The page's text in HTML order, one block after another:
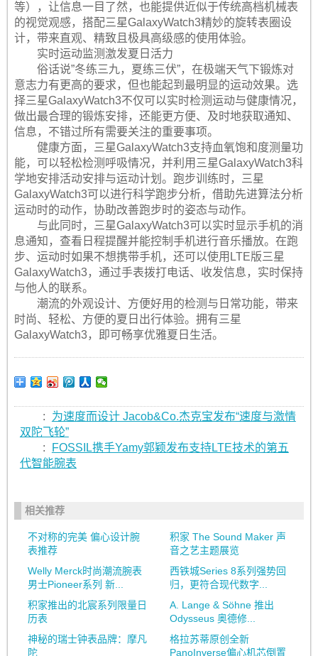
等），让信息一目了然，也能提供近似于传统高档机械表
的视觉观感，搭配三星GalaxyWatch3精妙的旋转表圈设
计，带来直观、精致且极具高级感的使用体验。
实时运动监测激发夏日活力
俗话说”冬练三九，夏练三伏”，在极端天气下锻炼对
意志力有更高的要求，但也能起到最明显的运动效果。选
择三星GalaxyWatch3不仅可以实时检测运动与健康情况，
做出最合理的锻炼安排，还能更方便、及时地获取通知、
信息，不错过所有需要关注的重要事项。
健康方面，三星GalaxyWatch3支持血氧饱和度测量功
能，可以轻松检测呼吸情况，并利用三星GalaxyWatch3科
学地安排活动安排与运动计划。跑步训练时，三星
GalaxyWatch3可以进行科学跑步分析，借助先进算法分析
运动时的动作，协助改善跑步时的姿态与动作。
与此同时，三星GalaxyWatch3可以实时显示手机的消
息通知，查看日程提醒并能控制手机进行音乐播放。在跑
步、运动时如果不想携带手机，还可以使用LTE版三星
GalaxyWatch3，通过手表拨打电话、收发信息，实时保持
与他人的联系。
潮流的外观设计、方便好用的检测与日常功能，带来
时尚、轻松、方便的夏日出行体验。拥有三星
GalaxyWatch3，即可畅享优雅夏日生活。
:
为速度而设计 Jacob&Co.杰克宝发布“速度与激情
双陀飞轮”
:
FOSSIL携手Yamy郭颖发布支持LTE技术的第五
代智能腕表
相关推荐
不对称的完美 偏心设计腕
表推荐
积家 The Sound Maker 声
音之艺主题展览
Welly Merck时尚潮流腕表
男士Pioneer系列 新...
西铁城Series 8系列强势回
归，更符合现代数字...
积家推出的北宸系列限量日
历表
A. Lange & Söhne 推出
Odysseus 奥德修...
神秘的瑞士钟表品牌：摩凡
陀
格拉苏蒂原创全新
PanoInverse偏心机芯倒置